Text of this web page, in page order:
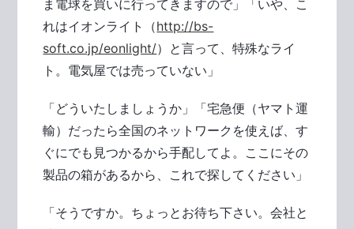
ま電球を買いに行ってきますので」「いや、こ
れはイオンライト（http://bs-
soft.co.jp/eonlight/）と言って、特殊なライ
ト。電気屋では売っていない」
「どういたしましょうか」「宅急便（ヤマト運
輸）だったら全国のネットワークを使えば、す
ぐにでも見つかるから手配してよ。ここにその
製品の箱があるから、これで探してください」
「そうですか。ちょっとお待ち下さい。会社と